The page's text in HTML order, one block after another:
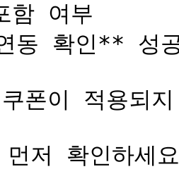
함 여부
동 확인** 성
폰이 적용되지
저 확인하세